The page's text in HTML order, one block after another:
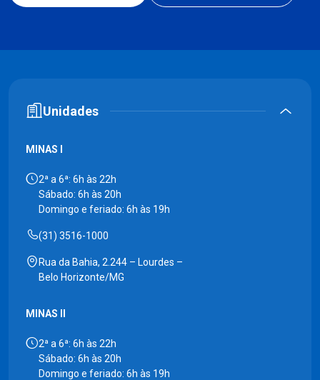
Unidades
MINAS I
2ª a 6ª: 6h às 22h
Sábado: 6h às 20h
Domingo e feriado: 6h às 19h
(31) 3516-1000
Rua da Bahia, 2.244 – Lourdes –
Belo Horizonte/MG
MINAS II
2ª a 6ª: 6h às 22h
Sábado: 6h às 20h
Domingo e feriado: 6h às 19h